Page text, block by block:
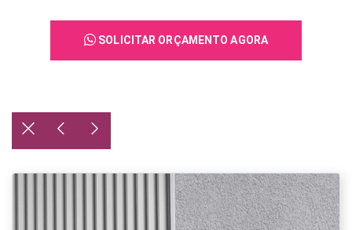
SOLICITAR ORÇAMENTO AGORA